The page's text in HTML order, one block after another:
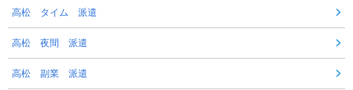
高松 タイム 派遣
高松 夜間 派遣
高松 副業 派遣